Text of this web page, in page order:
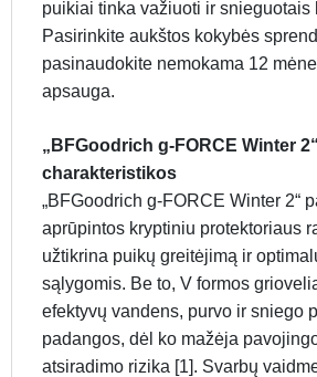
puikiai tinka važiuoti ir snieguotais
Pasirinkite aukštos kokybės
pasinaudokite nemokama 12
apsauga.
„BFGoodrich g-FORCE Winter
charakteristikos
„BFGoodrich g-FORCE Winter 2“
aprūpintos kryptiniu protektoriaus
užtikrina puikų greitėjimą ir
sąlygomis. Be to, V formos
efektyvų vandens, purvo ir sniego
padangos, dėl ko mažėja
atsiradimo rizika [1]. Svarbų